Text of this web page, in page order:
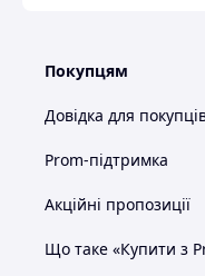
Покупцям
Довідка для
Prom-підтримка
Акційні пропозиції
Що таке «Купити з